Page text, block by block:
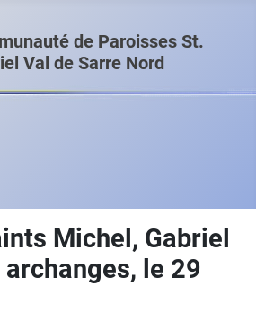
de Paroisses St.
Val de Sarre Nord
Michel, Gabriel
le 29